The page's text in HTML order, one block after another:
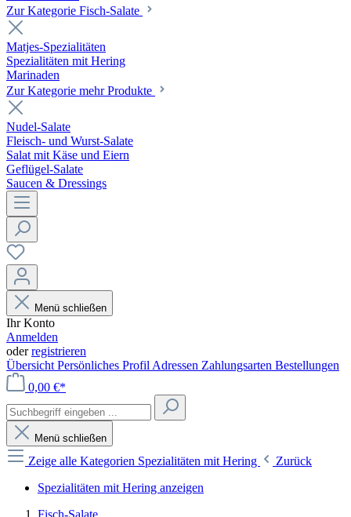
Zur Kategorie Fisch-Salate
Matjes-Spezialitäten
Spezialitäten mit Hering
Marinaden
Zur Kategorie mehr Produkte
Nudel-Salate
Fleisch- und Wurst-Salate
Salat mit Käse und Eiern
Geflügel-Salate
Saucen & Dressings
Menü schließen
Ihr Konto
Anmelden
oderregistrieren
Übersicht Persönliches Profil Adressen Zahlungsarten Bestellungen
0,00 €*
Menü schließen
Zeige alle Kategorien Spezialitäten mit Hering
Zurück
Spezialitäten mit Hering anzeigen
Fisch-Salate